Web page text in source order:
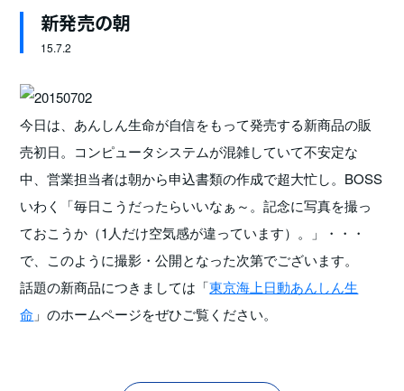
新発売の朝
15.7.2
今日は、あんしん生命が自信をもって発売する新商品の販
売初日。コンピュータシステムが混雑していて不安定な
中、営業担当者は朝から申込書類の作成で超大忙し。BOSS
いわく「毎日こうだったらいいなぁ～。記念に写真を撮っ
ておこうか（1人だけ空気感が違っています）。」・・・
で、このように撮影・公開となった次第でございます。
話題の新商品につきましては「東京海上日動あんしん生
命 」のホームページをぜひご覧ください。